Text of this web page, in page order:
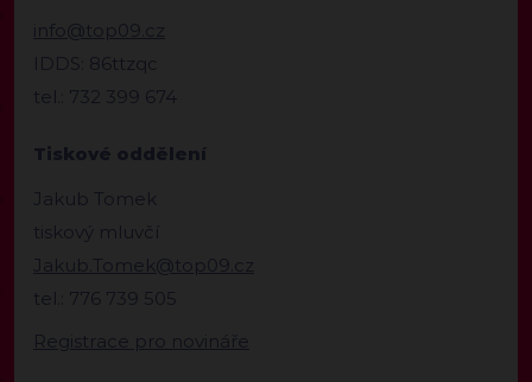
info@top09.cz
IDDS: 86ttzqc
tel.: 732 399 674
Tiskové oddělení
Jakub Tomek
tiskový mluvčí
Jakub.Tomek@top09.cz
tel.: 776 739 505
Registrace pro novináře